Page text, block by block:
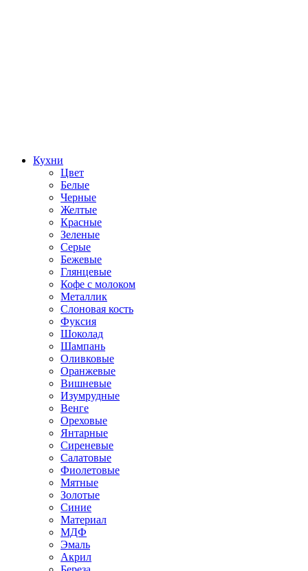
Кухни
Цвет
Белые
Черные
Желтые
Красные
Зеленые
Серые
Бежевые
Глянцевые
Кофе с молоком
Металлик
Слоновая кость
Фуксия
Шоколад
Шампань
Оливковые
Оранжевые
Вишневые
Изумрудные
Венге
Ореховые
Янтарные
Сиреневые
Салатовые
Фиолетовые
Мятные
Золотые
Синие
Материал
МДФ
Эмаль
Акрил